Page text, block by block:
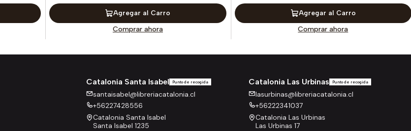
Agregar al Carro
Comprar ahora
Agregar al Carro
Comprar ahora
Catalonia Santa Isabel Punto de recogida
santaisabel@libreriacatalonia.cl
+56227428556
Catalonia Santa Isabel
Santa Isabel 1235
Catalonia Las Urbinas Punto de recogida
lasurbinas@libreriacatalonia.cl
+56222341037
Catalonia Las Urbinas
Las Urbinas 17